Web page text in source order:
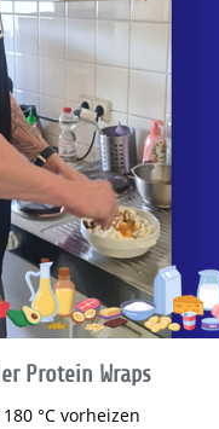
Protein Wraps
°C vorheizen